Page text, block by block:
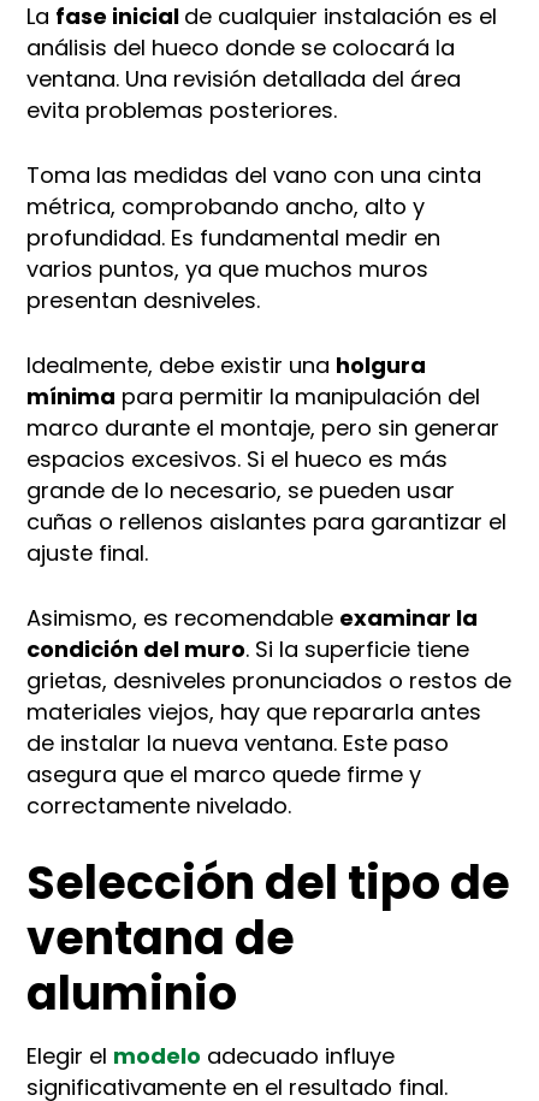
La fase inicial de cualquier instalación es el
análisis del hueco donde se colocará la
ventana. Una revisión detallada del área
evita problemas posteriores.
Toma las medidas del vano con una cinta
métrica, comprobando ancho, alto y
profundidad. Es fundamental medir en
varios puntos, ya que muchos muros
presentan desniveles.
Idealmente, debe existir una holgura
mínima para permitir la manipulación del
marco durante el montaje, pero sin generar
espacios excesivos. Si el hueco es más
grande de lo necesario, se pueden usar
cuñas o rellenos aislantes para garantizar el
ajuste final.
Asimismo, es recomendable examinar la
condición del muro. Si la superficie tiene
grietas, desniveles pronunciados o restos de
materiales viejos, hay que repararla antes
de instalar la nueva ventana. Este paso
asegura que el marco quede firme y
correctamente nivelado.
Selección del tipo de
ventana de
aluminio
Elegir el modelo adecuado influye
significativamente en el resultado final.